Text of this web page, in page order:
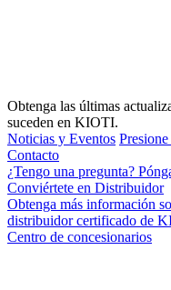
Obtenga las últimas
suceden en KIOTI.
Noticias y Eventos
Contacto
¿Tengo una pregunta?
Conviértete en Distribuidor
Obtenga más información
distribuidor certificado de
Centro de concesionarios